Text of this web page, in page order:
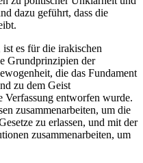
dazu geführt, dass die
es für die irakischen
Grundprinzipien der
die das Fundament
zu dem Geist
Verfassung entworfen wurde.
zusammenarbeiten, um die
zu erlassen, und mit der
zusammenarbeiten, um